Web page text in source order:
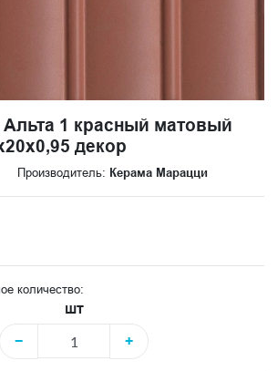
Альта 1 красный матовый
декор
Производитель: Керама Марацци
количество:
шт
−
+